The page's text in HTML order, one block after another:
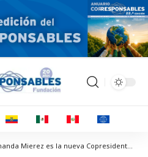
Corresponsables > Noticias > Fernanda Mierez es la nueva Copresidenta de Sistema B Argentina